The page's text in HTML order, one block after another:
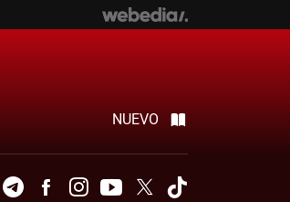
NUEVO
TelegramFacebookInstagramYoutubeTwitter